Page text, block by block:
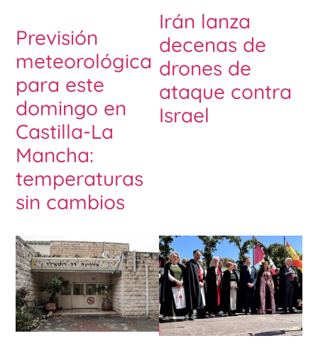
Previsión
meteorológica
para este
domingo en
Castilla-La
Mancha:
temperaturas
sin cambios
Irán lanza
decenas de
drones de
ataque contra
Israel